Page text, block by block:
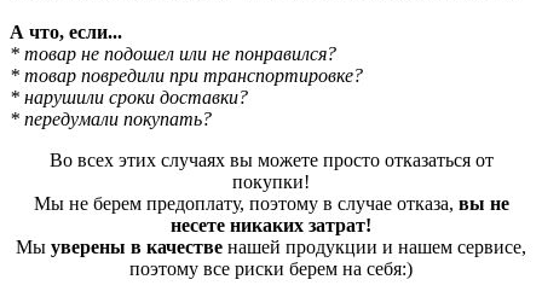
А что, если...
* товар не подошел или не понравился?
* товар повредили при транспортировке?
* нарушили сроки доставки?
* передумали покупать?
Во всех этих случаях вы можете просто отказаться от
покупки!
Мы не берем предоплату, поэтому в случае отказа, вы не
несете никаких затрат!
Мы уверены в качестве нашей продукции и нашем сервисе,
поэтому все риски берем на себя:)